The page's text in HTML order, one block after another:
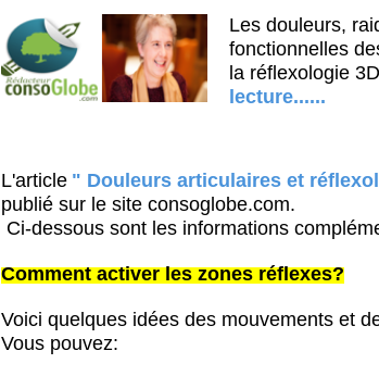
Les douleurs,
fonctionnelles
la réflexologie
lecture......
L'article " Douleurs articulaires et
publié sur le site consoglobe.com.
Ci-dessous sont les informations
Comment activer les zones réflexes?
Voici quelques idées des mouvements et
Vous pouvez: